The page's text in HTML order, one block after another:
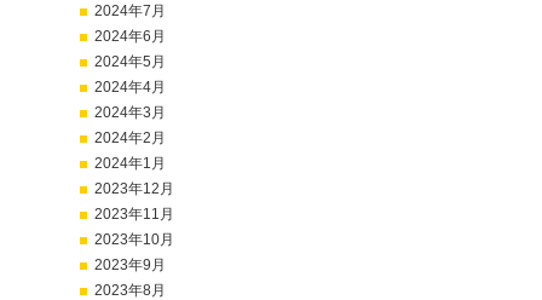
2024年7月
2024年6月
2024年5月
2024年4月
2024年3月
2024年2月
2024年1月
2023年12月
2023年11月
2023年10月
2023年9月
2023年8月